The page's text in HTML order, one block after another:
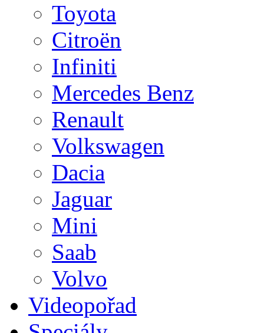
Toyota
Citroën
Infiniti
Mercedes Benz
Renault
Volkswagen
Dacia
Jaguar
Mini
Saab
Volvo
Videopořad